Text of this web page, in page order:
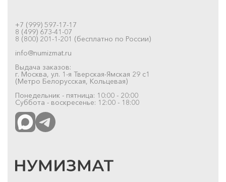
+7 (999) 597-17-17
8 (499) 673-41-07
8 (800) 201-1-201 (бесплатно по России)
info@numizmat.ru
Выдача заказов:
г. Москва, ул. 1-я Тверская-Ямская 29 с1
(Метро Белорусская, Кольцевая)
Понедельник - пятница: 10:00 - 20:00
Суббота - воскресенье: 12:00 - 18:00